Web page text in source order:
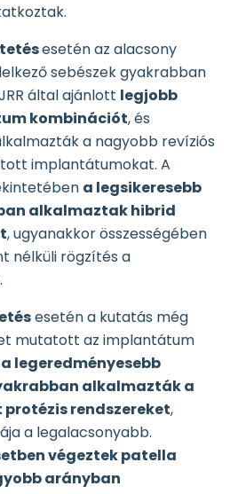
esetén az alacsony
sebészek gyakrabban
által ajánlott legjobb
kombinációt, és
a nagyobb revíziós
implantátumokat. A
a legsikeresebb
alkalmaztak hibrid
, ugyanakkor összességében
nélküli rögzítés a
esetén a kutatás még
mutatott az implantátum
a legeredményesebb
alkalmazták a
rendszereket,
a legalacsonyabb.
végeztek patella
arányban